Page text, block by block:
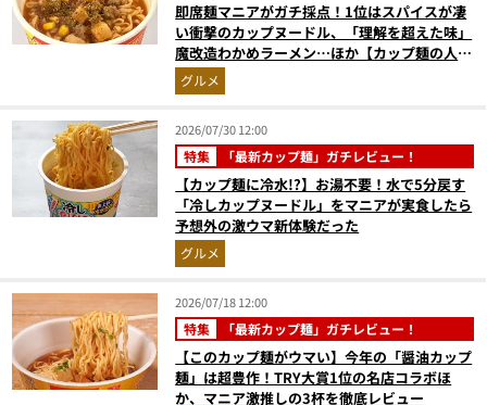
即席麺マニアがガチ採点！1位はスパイスが凄
い衝撃のカップヌードル、「理解を超えた味」
魔改造わかめラーメン…ほか【カップ麺の人気
記事ランキングベスト3】（2026年6月版）
グルメ
2026/07/30 12:00
特集 「最新カップ麺」ガチレビュー！
【カップ麺に冷水!?】お湯不要！水で5分戻す
「冷しカップヌードル」をマニアが実食したら
予想外の激ウマ新体験だった
グルメ
2026/07/18 12:00
特集 「最新カップ麺」ガチレビュー！
【このカップ麺がウマい】今年の「醤油カップ
麺」は超豊作！TRY大賞1位の名店コラボほ
か、マニア激推しの3杯を徹底レビュー